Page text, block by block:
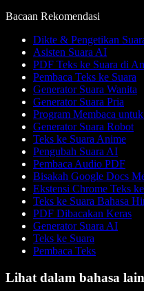
Bacaan Rekomendasi
Dikte & Pengetikan
Asisten Suara AI
PDF Teks ke Suara di
Pembaca Teks ke Suara
Generator Suara Wanita
Generator Suara Pria
Program Membaca
Generator Suara Robot
Teks ke Suara Anime
Pengubah Suara AI
Pembaca Audio PDF
Bisakah Google Docs
Ekstensi Chrome Teks
Teks ke Suara Bahasa
PDF Dibacakan Keras
Generator Suara AI
Teks ke Suara
Pembaca Teks
Lihat dalam bahasa lain